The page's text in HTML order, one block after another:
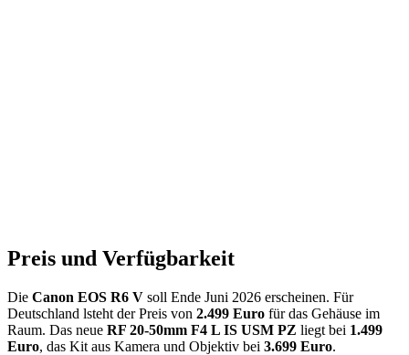
Preis und Verfügbarkeit
Die Canon EOS R6 V soll Ende Juni 2026 erscheinen. Für
Deutschland lsteht der Preis von 2.499 Euro für das Gehäuse im
Raum. Das neue RF 20-50mm F4 L IS USM PZ liegt bei 1.499
Euro, das Kit aus Kamera und Objektiv bei 3.699 Euro.